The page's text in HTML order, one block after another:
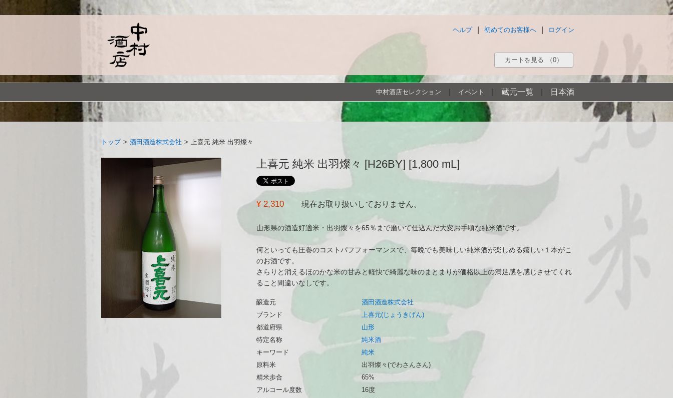
ログイン
初めてのお客様へ
ヘルプ
カートを見る （0）
中村酒店セレクション イベント 蔵元一覧 日本酒
トップ > 酒田酒造株式会社 > 上喜元 純米 出羽燦々
上喜元 純米 出羽燦々 [H26BY] [1,800 mL]
¥ 2,310 現在お取り扱いしておりません。
山形県の酒造好適米・出羽燦々を65％まで磨いて仕込んだ大変お手頃な純米酒です。
何といっても圧巻のコストパフフォーマンスで、毎晩でも美味しい純米酒が楽しめる嬉しい１本がこ
のお酒です。
さらりと消えるほのかな米の甘みと軽快で綺麗な味のまとまりが価格以上の満足感を感じさせてくれ
ること間違いなしです。
醸造元
酒田酒造株式会社
ブランド
上喜元(じょうきげん)
都道府県
山形
特定名称
純米酒
キーワード
純米
原料米
出羽燦々(でわさんさん)
精米歩合
65%
アルコール度数
16度